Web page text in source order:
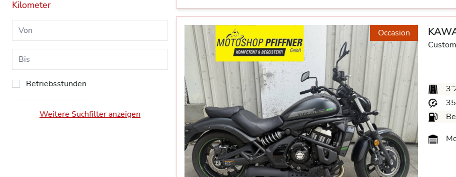
Kilometer
Betriebsstunden
Weitere Suchfilter anzeigen
Occasion